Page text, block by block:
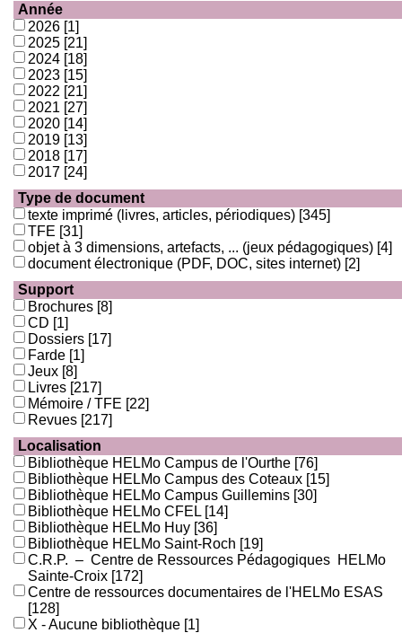
Année
2026 [1]
2025 [21]
2024 [18]
2023 [15]
2022 [21]
2021 [27]
2020 [14]
2019 [13]
2018 [17]
2017 [24]
Type de document
texte imprimé (livres, articles, périodiques) [345]
TFE [31]
objet à 3 dimensions, artefacts, ... (jeux pédagogiques) [4]
document électronique (PDF, DOC, sites internet) [2]
Support
Brochures [8]
CD [1]
Dossiers [17]
Farde [1]
Jeux [8]
Livres [217]
Mémoire / TFE [22]
Revues [217]
Localisation
Bibliothèque HELMo Campus de l'Ourthe [76]
Bibliothèque HELMo Campus des Coteaux [15]
Bibliothèque HELMo Campus Guillemins [30]
Bibliothèque HELMo CFEL [14]
Bibliothèque HELMo Huy [36]
Bibliothèque HELMo Saint-Roch [19]
C.R.P. – Centre de Ressources Pédagogiques HELMo
Sainte-Croix [172]
Centre de ressources documentaires de l'HELMo ESAS
[128]
X - Aucune bibliothèque [1]